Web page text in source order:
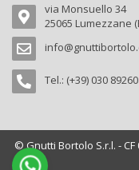
via Monsuello 34
25065 Lumezzane
Tel.: (+39) 030
© Gnutti Bortolo S.r.l. - CF